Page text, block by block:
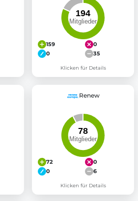
159
0
0
35
Klicken für Details
Renew
72
0
0
6
Klicken für Details